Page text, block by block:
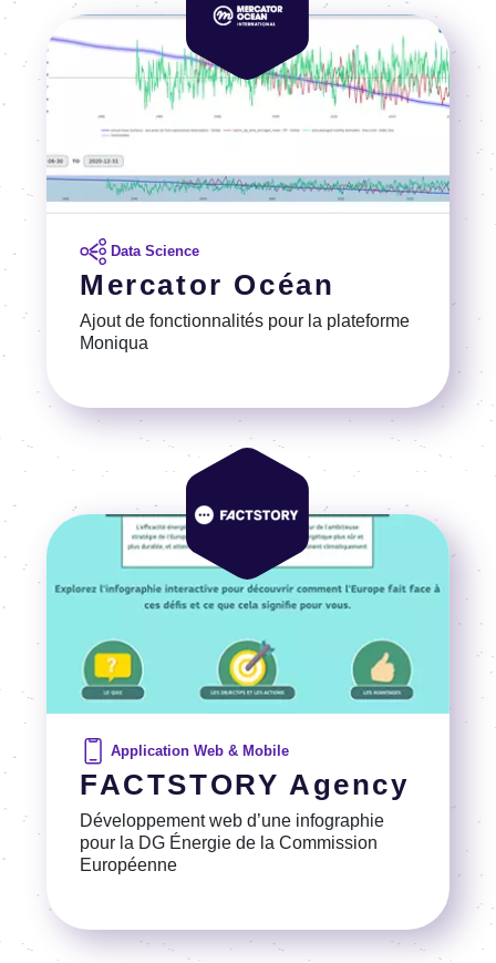
Mercator Océan
Ajout de fonctionnalités pour la plateforme
Moniqua
Data Science
Voir la référence
Image
FACTSTORY Agency
Développement web d’une infographie
pour la DG Énergie de la Commission
Européenne
Application Web & Mobile
Voir la référence
Image
Image